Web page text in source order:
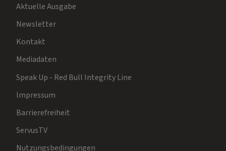
Aktuelle Ausgabe
Newsletter
Kontakt
Mediadaten
Speak Up - Red Bull Integrity Line
Impressum
Barrierefreiheit
ServusTV
Nutzungsbedingungen